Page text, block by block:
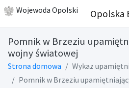
Wojewoda Opolski Opolska
Pomnik w Brzeziu
wojny światowej
Strona domowa
Wykaz
Pomnik w Brzeziu